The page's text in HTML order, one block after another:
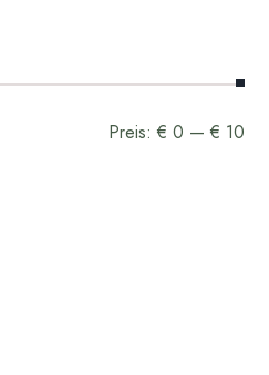
Preis: € 0 — € 10